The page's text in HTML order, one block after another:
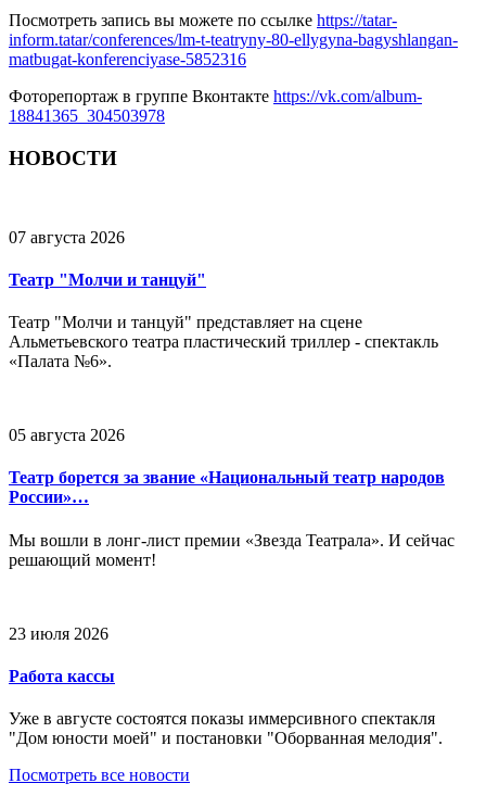
Посмотреть запись вы можете по ссылке https://tatar-
inform.tatar/conferences/lm-t-teatryny-80-ellygyna-bagyshlangan-
matbugat-konferenciyase-5852316
Фоторепортаж в группе Вконтакте https://vk.com/album-
18841365_304503978
НОВОСТИ
07 августа 2026
Театр "Молчи и танцуй"
Театр "Молчи и танцуй" представляет на сцене
Альметьевского театра пластический триллер - спектакль
«Палата №6».
05 августа 2026
Театр борется за звание «Национальный театр народов
России»…
Мы вошли в лонг-лист премии «Звезда Театрала». И сейчас
решающий момент!
23 июля 2026
Работа кассы
Уже в августе состоятся показы иммерсивного спектакля
"Дом юности моей" и постановки "Оборванная мелодия".
Посмотреть все новости